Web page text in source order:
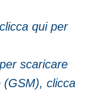
qui per
scaricare
(GSM), clicca